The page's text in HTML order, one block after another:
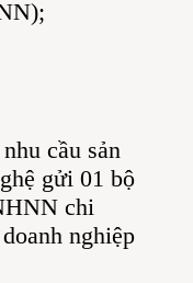
cầu sản
gửi 01 bộ
chi
nghiệp